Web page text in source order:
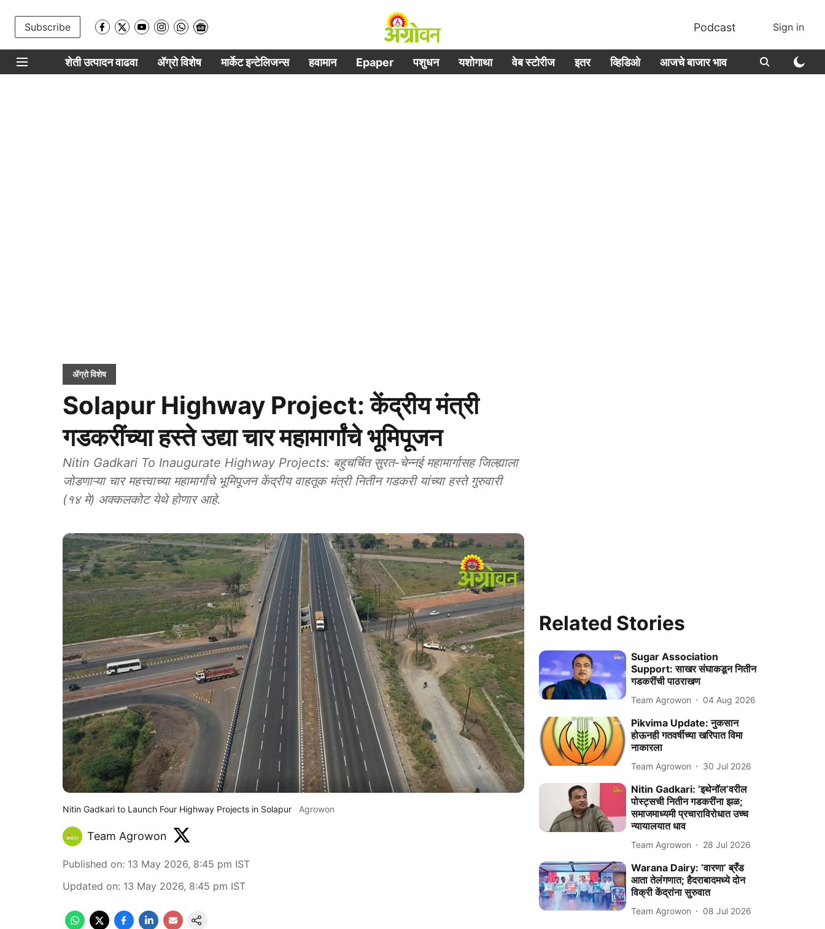
Subscribe Podcast Sign in
शेती उत्पादन वाढवा ॲग्रो विशेष मार्केट इन्टेलिजन्स हवामान Epaper पशुधन यशोगाथा वेब स्टोरीज इतर व्हिडिओ आजचे बाजार भाव
ॲग्रो विशेष
Solapur Highway Project: केंद्रीय मंत्री
गडकरींच्या हस्ते उद्या चार महामार्गांचे भूमिपूजन
Nitin Gadkari To Inaugurate Highway Projects: बहुचर्चित सुरत-चेन्नई महामार्गासह जिल्ह्याला
जोडणाऱ्या चार महत्त्वाच्या महामार्गांचे भूमिपूजन केंद्रीय वाहतूक मंत्री नितीन गडकरी यांच्या हस्ते गुरुवारी
(१४ मे) अक्कलकोट येथे होणार आहे.
Nitin Gadkari to Launch Four Highway Projects in Solapur Agrowon
Team Agrowon
Published on: 13 May 2026, 8:45 pm IST
Updated on: 13 May 2026, 8:45 pm IST
Related Stories
Sugar Association
Support: साखर संघाकडून नितीन
गडकरींची पाठराखण
Team Agrowon 04 Aug 2026
Pikvima Update: नुकसान
होऊनही गतवर्षीच्या खरिपात विमा
नाकारला
Team Agrowon 30 Jul 2026
Nitin Gadkari: ‘इथेनॉल’वरील
पोस्ट्सची नितीन गडकरींना झळ;
समाजमाध्यमी प्रचाराविरोधात उच्च
न्यायालयात धाव
Team Agrowon 28 Jul 2026
Warana Dairy: ‘वारणा’ ब्रँड
आता तेलंगणात; हैदराबादमध्ये दोन
विक्री केंद्रांना सुरुवात
Team Agrowon 08 Jul 2026